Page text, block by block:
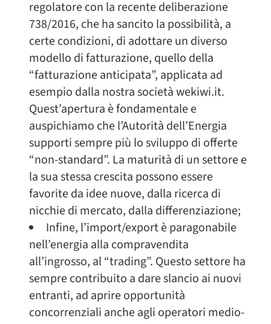
regolatore con la recente deliberazione
738/2016, che ha sancito la possibilità, a
certe condizioni, di adottare un diverso
modello di fatturazione, quello della
“fatturazione anticipata”, applicata ad
esempio dalla nostra società wekiwi.it.
Quest’apertura è fondamentale e
auspichiamo che l’Autorità dell’Energia
supporti sempre più lo sviluppo di offerte
“non-standard”. La maturità di un settore e
la sua stessa crescita possono essere
favorite da idee nuove, dalla ricerca di
nicchie di mercato, dalla differenziazione;
Infine, l’import/export è paragonabile
nell’energia alla compravendita
all’ingrosso, al “trading”. Questo settore ha
sempre contribuito a dare slancio ai nuovi
entranti, ad aprire opportunità
concorrenziali anche agli operatori medio-